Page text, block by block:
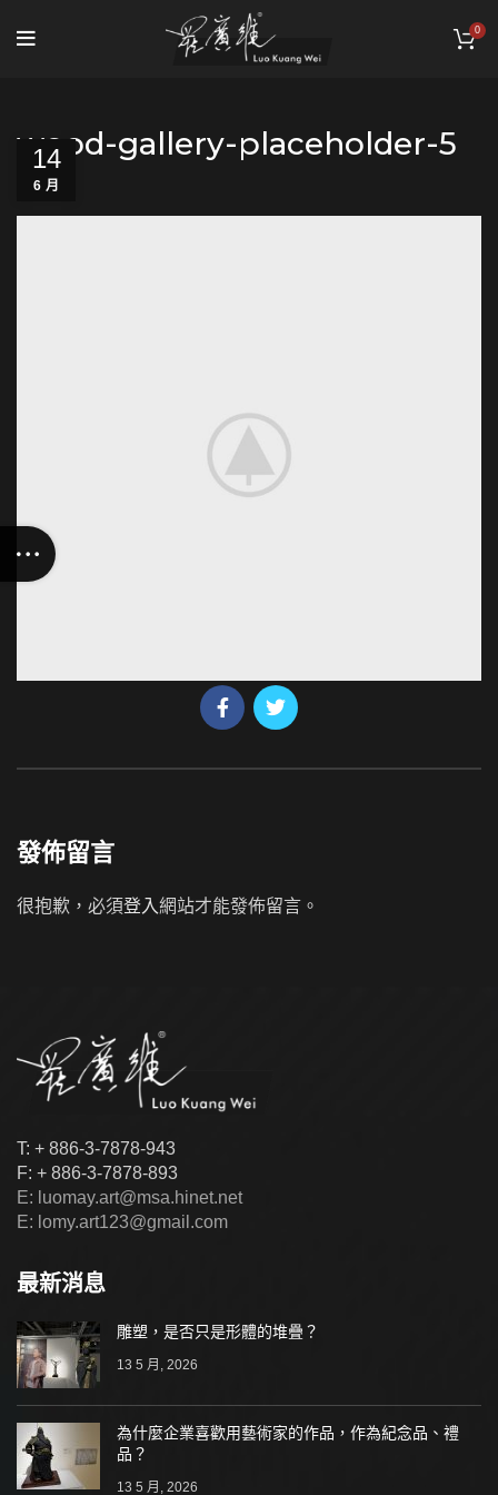
0
wood-gallery-placeholder-5
14
6 月
發佈留言
很抱歉，必須登入網站才能發佈留言。
T: + 886-3-7878-943
F: + 886-3-7878-893
E: luomay.art@msa.hinet.net
E: lomy.art123@gmail.com
最新消息
雕塑，是否只是形體的堆疊？
13 5 月, 2026
為什麼企業喜歡用藝術家的作品，作為紀念品、禮
品？
13 5 月, 2026